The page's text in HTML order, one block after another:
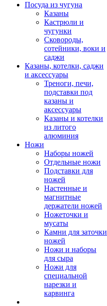
Посуда из чугуна
Казаны
Кастрюли и
чугунки
Сковороды,
сотейники, воки и
саджи
Казаны, котелки, саджи
и аксессуары
Треноги, печи,
подставки под
казаны и
аксессуары
Казаны и котелки
из литого
алюминия
Ножи
Наборы ножей
Отдельные ножи
Подставки для
ножей
Настенные и
магнитные
держатели ножей
Ножеточки и
мусаты
Камни для заточки
ножей
Ножи и наборы
для сыра
Ножи для
специальной
нарезки и
карвинга